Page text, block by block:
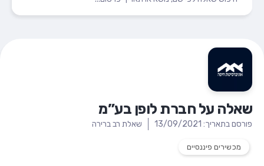
שאלה על חברת לופן בע”מ
פורסם בתאריך: 13/09/2021 שאלת רב ברירה
מכשירים פיננסיים